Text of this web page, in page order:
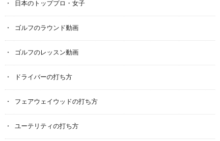
日本のトッププロ・女子
ゴルフのラウンド動画
ゴルフのレッスン動画
ドライバーの打ち方
フェアウェイウッドの打ち方
ユーテリティの打ち方